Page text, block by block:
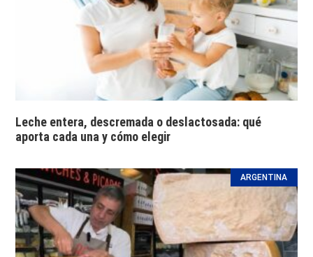
Leche entera, descremada o deslactosada: qué
aporta cada una y cómo elegir
ARGENTINA